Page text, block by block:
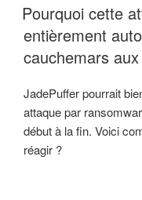
AM
Pourquoi cette
entièrement
cauchemars
JadePuffer pourrait
attaque par
début à la fin. Voici
réagir ?